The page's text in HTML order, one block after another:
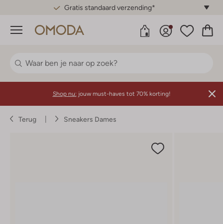
Gratis standaard verzending*
Menu
Shop nu: jouw must-haves tot 70% korting!
Terug Sneakers Dames